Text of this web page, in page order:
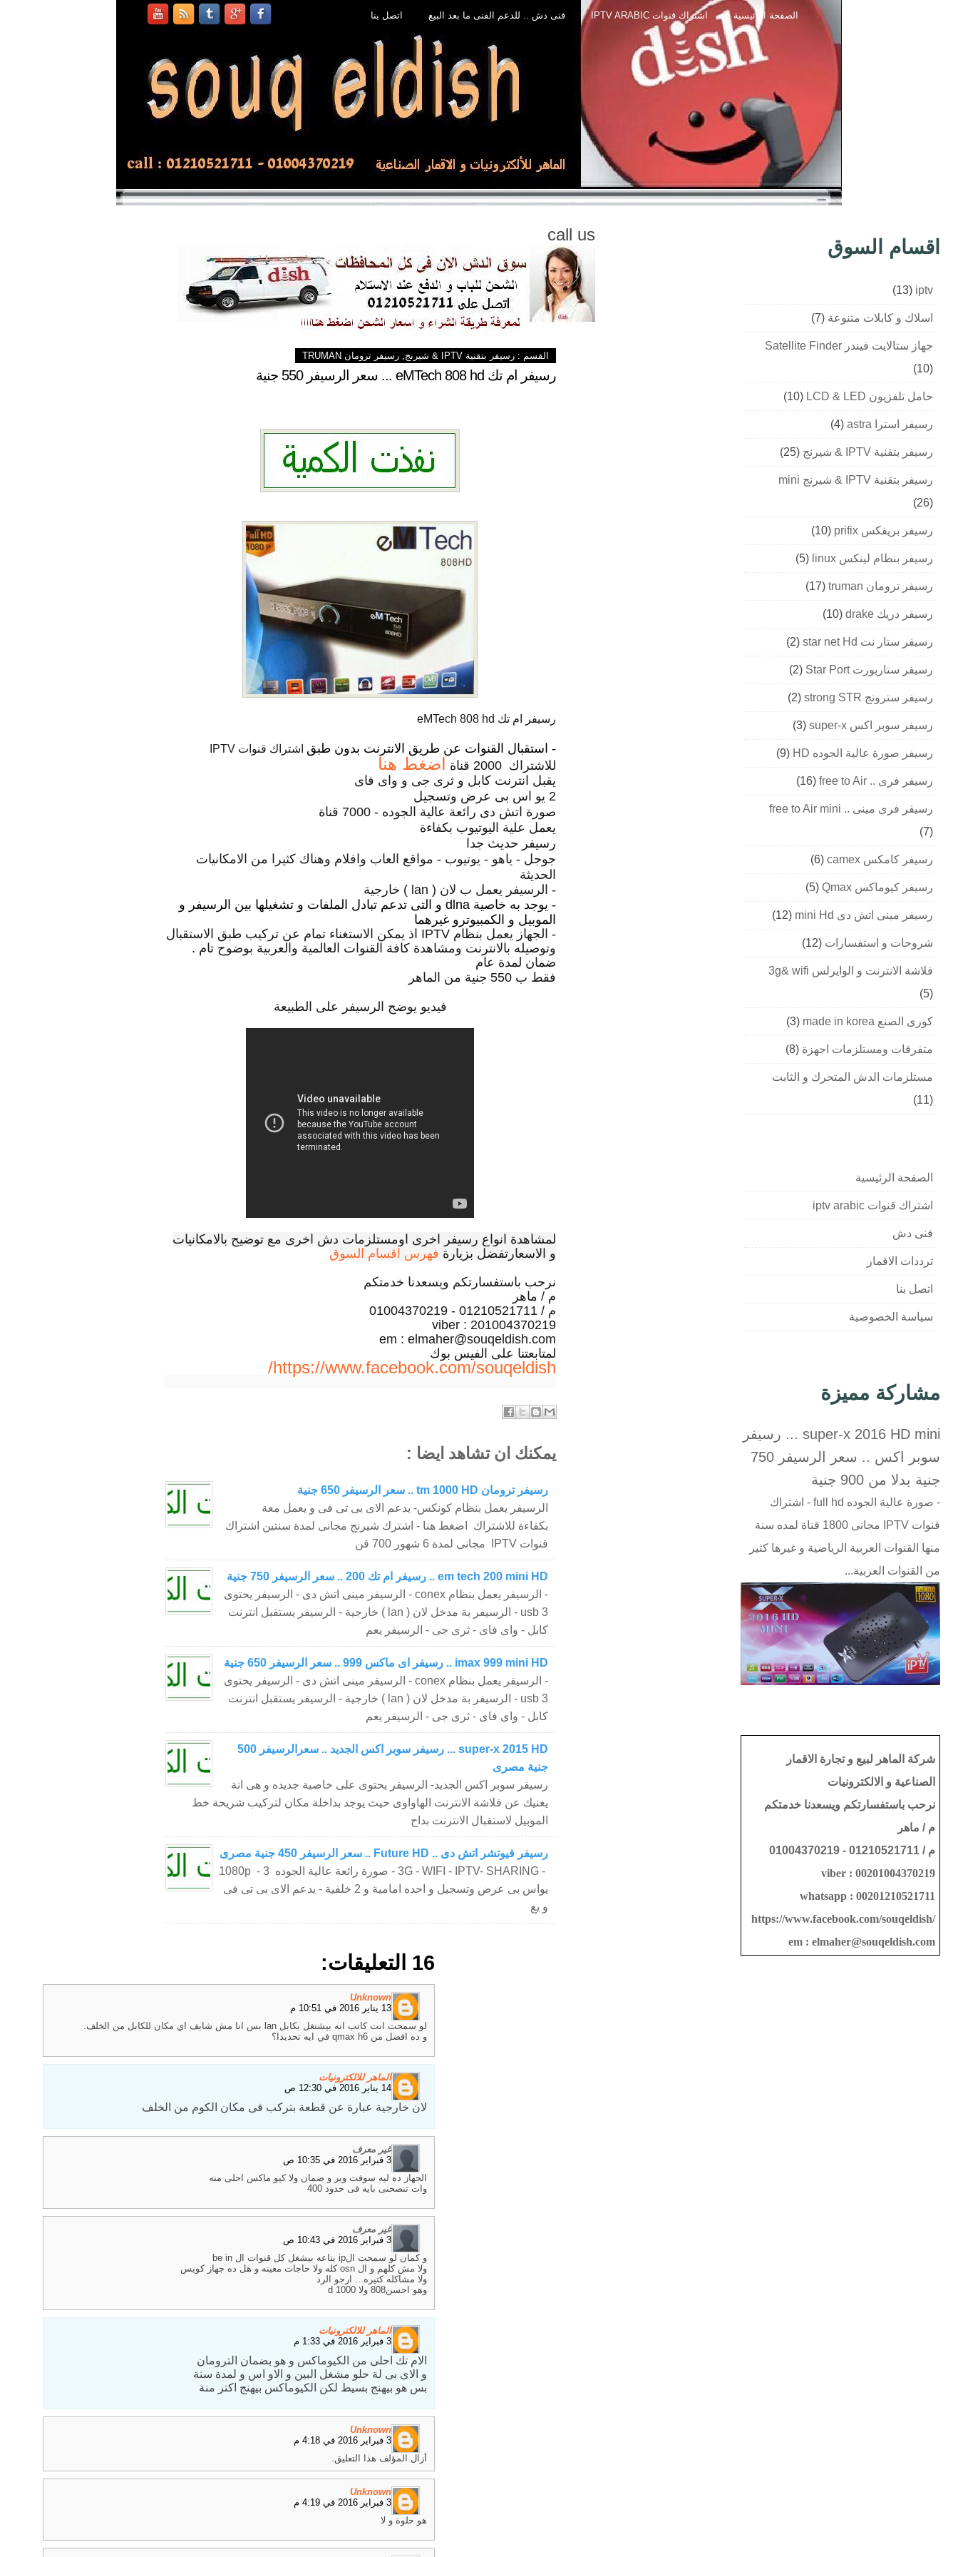
الصفحة الرئيسية اشتراك قنوات IPTV ARABIC فنى دش .. للدعم الفنى ما بعد البيع اتصل بنا
call us
القسم : رسيفر بتقنية IPTV & شيرنج , رسيفر ترومان TRUMAN
رسيفر ام تك eMTech 808 hd ... سعر الرسيفر 550 جنية
رسيفر ام تك eMTech 808 hd
- استقبال القنوات عن طريق الانترنت بدون طبق اشتراك قنوات IPTV
للاشتراك 2000 قناة اضغط هنا
يقبل انترنت كابل و ثرى جى و واى فاى
2 يو اس بى عرض وتسجيل
صورة اتش دى رائعة عالية الجوده - 7000 قناة
يعمل علية اليوتيوب بكفاءة
رسيفر حديث جدا
جوجل - ياهو - يوتيوب - مواقع العاب وافلام وهناك كثيرا من الامكانيات
الحديثة
- الرسيفر يعمل ب لان ( lan ) خارجية
- يوجد به خاصية
dlna و التى تدعم تبادل الملفات و تشغيلها بين الرسيفر و
الموبيل و الكمبيوترو غيرهما
- الجهاز يعمل بنظام IPTV اذ يمكن الاستغناء تمام عن تركيب طبق الاستقبال
وتوصيله بالانترنت ومشاهدة كافة القنوات العالمية والعربية بوضوح تام .
ضمان لمدة عام
فقط ب 550 جنية من الماهر
فيديو يوضح الرسيفر على الطبيعة
لمشاهدة انواع رسيفر اخرى اومستلزمات دش اخرى مع توضيح بالامكانيات
و الاسعارتفضل بزيارة فهرس اقسام السوق
نرحب باستفسارتكم ويسعدنا خدمتكم
م / ماهر
م / 01210521711 - 01004370219
viber : 201004370219
em : elmaher@souqeldish.com
لمتابعتنا على الفيس بوك
https://www.facebook.com/souqeldish/
يمكنك ان تشاهد ايضا :
رسيفر ترومان tm 1000 HD .. سعر الرسيفر 650 جنية
الرسيفر يعمل بنظام كونكس- يدعم الاى بى تى فى و يعمل معة
بكفاءة للاشتراك اضغط هنا - اشترك شيرنج مجانى لمدة سنتين اشتراك
قنوات IPTV مجانى لمدة 6 شهور 700 قن
em tech 200 mini HD .. رسيفر ام تك 200 .. سعر الرسيفر 750 جنية
- الرسيفر يعمل بنظام conex - الرسيفر مينى اتش دى - الرسيفر يحتوى
3 usb - الرسيفر بة مدخل لان ( lan ) خارجية - الرسيفر يستقبل انترنت
كابل - واى فاى - ثرى جى - الرسيفر يعم
imax 999 mini HD .. رسيفر اى ماكس 999 .. سعر الرسيفر 650 جنية
- الرسيفر يعمل بنظام conex - الرسيفر مينى اتش دى - الرسيفر يحتوى
3 usb - الرسيفر بة مدخل لان ( lan ) خارجية - الرسيفر يستقبل انترنت
كابل - واى فاى - ثرى جى - الرسيفر يعم
super-x 2015 HD ... رسيفر سوبر اكس الجديد .. سعرالرسيفر 500
جنية مصرى
رسيفر سوبر اكس الجديد- الرسيفر يحتوى على خاصية جديده و هى انة
يغنيك عن فلاشة الانترنت الهاواوى حيث يوجد بداخلة مكان لتركيب شريحة خط
الموبيل لاستقبال الانترنت بداح
رسيفر فيوتشر اتش دى .. Future HD .. سعر الرسيفر 450 جنية مصرى
- 3G - WIFI - IPTV- SHARING - صورة رائعة عالية الجوده 1080p - 3
يواس بى عرض وتسجيل و احده امامية و 2 خلفية - يدعم الاى بى تى فى
و يع
16 التعليقات:
Unknown
13 يناير 2016 في 10:51 م
لو سمحت انت كاتب انه بيشتغل بكابل lan بس انا مش شايف اي مكان للكابل من الخلف.
و ده افضل من qmax h6 في ايه تحديدا؟
الماهر للالكترونيات
14 يناير 2016 في 12:30 ص
لان خارجية عبارة عن قطعة بتركب فى مكان الكوم من الخلف
غير معرف
3 فبراير 2016 في 10:35 ص
الجهاز ده ليه سوفت وير و ضمان ولا كيو ماكس احلى منه
وات تنصحنى بايه فى حدود 400
غير معرف
3 فبراير 2016 في 10:43 ص
و كمان لو سمحت الip بتاعه بيشغل كل قنوات ال be in
ولا مش كلهم و ال osn كله ولا حاجات معينه و هل ده جهاز كويس
ولا مشاكله كتيره... ارجو الرد
وهو احسن808 ولا 1000 d
الماهر للالكترونيات
3 فبراير 2016 في 1:33 م
الام تك احلى من الكيوماكس و هو بضمان الترومان
و الاى بى لة حلو مشغل البين و الاو اس و لمدة سنة
بس هو بيهنج بسيط لكن الكيوماكس بيهنج اكتر منة
Unknown
3 فبراير 2016 في 4:18 م
أزال المؤلف هذا التعليق.
Unknown
3 فبراير 2016 في 4:19 م
هو حلوة و لا
اقسام السوق
iptv
(13)
اسلاك و كابلات متنوعة (7)
جهاز ستالايت فيندر Satellite Finder
(10)
حامل تلفزيون LCD & LED (10)
رسيفر استرا astra (4)
رسيفر بتقنية IPTV & شيرنج (25)
رسيفر بتقنية IPTV & شيرنج mini
(26)
رسيفر بريفكس prifix (10)
رسيفر بنطام لينكس linux (5)
رسيفر ترومان truman (17)
رسيفر دريك drake (10)
رسيفر ستار نت star net Hd (2)
رسيفر ستاربورت Star Port (2)
رسيفر سترونج strong STR (2)
رسيفر سوبر اكس super-x (3)
رسيفر صورة عالية الجوده HD (9)
رسيفر فرى .. free to Air (16)
رسيفر فرى مينى .. free to Air mini
(7)
رسيفر كامكس camex (6)
رسيفر كيوماكس Qmax (5)
رسيفر مينى اتش دى mini Hd (12)
شروحات و استفسارات (12)
فلاشة الانترنت و الوايرلس 3g& wifi
(5)
كورى الصنع made in korea (3)
متفرقات ومستلزمات اجهزة (8)
مستلزمات الدش المتحرك و الثابت
(11)
الصفحة الرئيسية
اشتراك قنوات iptv arabic
فنى دش
ترددات الاقمار
اتصل بنا
سياسة الخصوصية
مشاركة مميزة
super-x 2016 HD mini ... رسيفر
سوبر اكس .. سعر الرسيفر 750
جنية بدلا من 900 جنية
- صورة عالية الجوده full hd - اشتراك
قنوات IPTV مجانى 1800 قناة لمده سنة
منها القنوات العربية الرياضية و غيرها كثير
من القنوات العربية...
شركة الماهر لبيع و تجارة الاقمار
الصناعية و الالكترونيات
نرحب باستفسارتكم ويسعدنا خدمتكم
م / ماهر
م / 01210521711 - 01004370219
viber : 00201004370219
whatsapp : 00201210521711
https://www.facebook.com/souqeldish/
em :elmaher@souqeldish.com